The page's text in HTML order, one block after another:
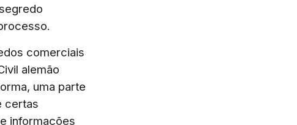
comerciais
alemão
uma parte
certas
informações